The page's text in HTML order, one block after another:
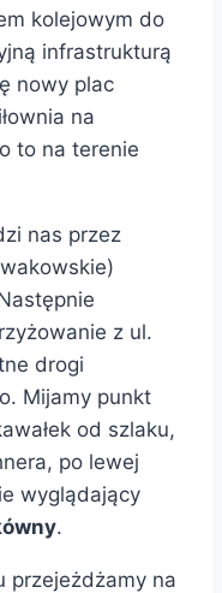
kolejowym do
infrastrukturą
nowy plac
na
to na terenie
nas przez
z ul.
drogi
Mijamy punkt
od szlaku,
po lewej
wyglądający
.
przejeżdżamy na